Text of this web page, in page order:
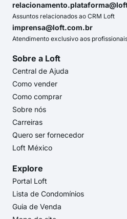
Assuntos relacionados ao CRM Loft
imprensa@loft.com.br
Atendimento exclusivo aos
Sobre a Loft
Central de Ajuda
Como vender
Como comprar
Sobre nós
Carreiras
Quero ser fornecedor
Loft México
Explore
Portal Loft
Lista de Condomínios
Guia de Venda